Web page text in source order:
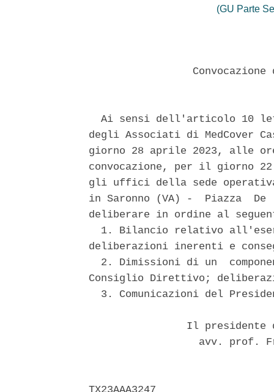
(GU Parte
Ai sensi dell'articolo 10
degli Associati di MedCover
giorno 28 aprile 2023, alle
convocazione, per il giorno
gli uffici della sede
in Saronno (VA) -  Piazza
deliberare in ordine al
1. Bilancio relativo
deliberazioni inerenti e
2. Dimissioni di un
Consiglio Direttivo;
3. Comunicazioni del
Il
avv. prof.